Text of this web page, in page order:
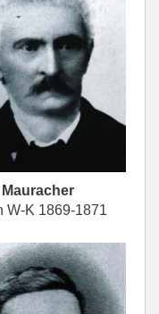
W-K 1869-1871